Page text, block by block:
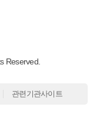
Reserved.
관련기관사이트